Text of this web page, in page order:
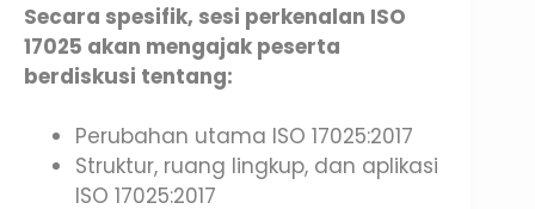
Secara spesifik, sesi perkenalan ISO
17025 akan mengajak peserta
berdiskusi tentang:
Perubahan utama ISO 17025:2017
Struktur, ruang lingkup, dan aplikasi
ISO 17025:2017